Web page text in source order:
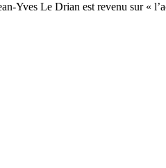
Yves Le Drian est revenu sur «